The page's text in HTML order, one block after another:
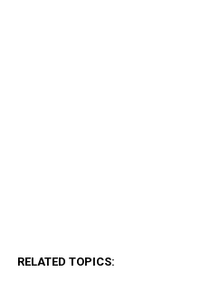
RELATED TOPICS: